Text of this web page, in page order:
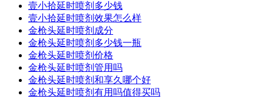
壹小拾延时喷剂多少钱
壹小拾延时喷剂效果怎么样
金枪头延时喷剂成分
金枪头延时喷剂多少钱一瓶
金枪头延时喷剂价格
金枪头延时喷剂管用吗
金枪头延时喷剂和享久哪个好
金枪头延时喷剂有用吗值得买吗